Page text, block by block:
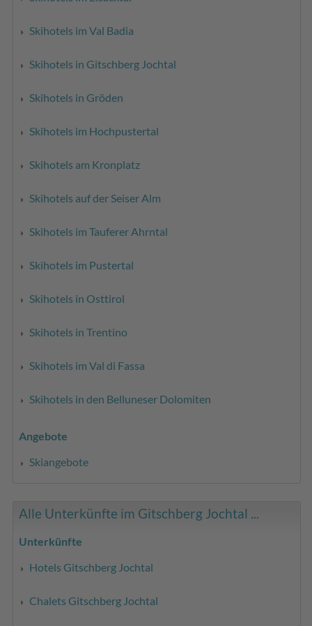
Skihotels im Val Badia
Skihotels in Gitschberg Jochtal
Skihotels in Gröden
Skihotels im Hochpustertal
Skihotels am Kronplatz
Skihotels auf der Seiser Alm
Skihotels im Tauferer Ahrntal
Skihotels im Pustertal
Skihotels in Osttirol
Skihotels in Trentino
Skihotels im Val di Fassa
Skihotels in den Belluneser Dolomiten
Angebote
Skiangebote
Alle Unterkünfte im Gitschberg Jochtal ...
Unterkünfte
Hotels Gitschberg Jochtal
Chalets Gitschberg Jochtal